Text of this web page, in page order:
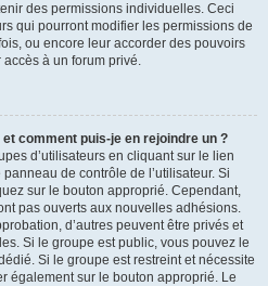
des permissions individuelles. Ceci
qui pourront modifier les permissions de
ou encore leur accorder des pouvoirs
à un forum privé.
comment puis-je en rejoindre un ?
d’utilisateurs en cliquant sur le lien
de contrôle de l’utilisateur. Si
sur le bouton approprié. Cependant,
pas ouverts aux nouvelles adhésions.
d’autres peuvent être privés et
Si le groupe est public, vous pouvez le
Si le groupe est restreint et nécessite
également sur le bouton approprié. Le